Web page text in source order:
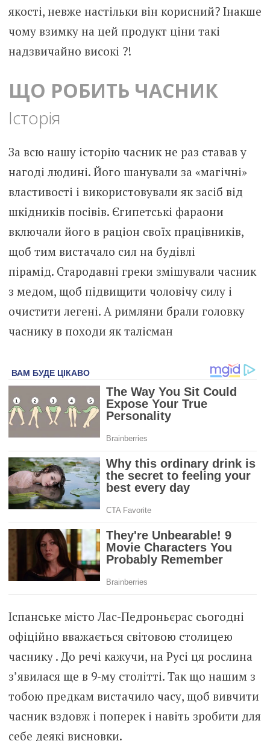
якості, невже настільки він корисний? Інакше
чому взимку на цей продукт ціни такі
надзвичайно високі ?!
ЩО РОБИТЬ ЧАСНИК
Історія
За всю нашу історію часник не раз ставав у
нагоді людині. Його шанували за «магічні»
властивості і використовували як засіб від
шкідників посівів. Єгипетські фараони
включали його в раціон своїх працівників,
щоб тим вистачало сил на будівлі
пірамід. Стародавні греки змішували часник
з медом, щоб підвищити чоловічу силу і
очистити легені. А римляни брали головку
часнику в походи як талісман
Іспанське місто Лас-Педроньєрас сьогодні
офіційно вважається світовою столицею
часнику . До речі кажучи, на Русі ця рослина
з’явилася ще в 9-му столітті. Так що нашим з
тобою предкам вистачило часу, щоб вивчити
часник вздовж і поперек і навіть зробити для
себе деякі висновки.